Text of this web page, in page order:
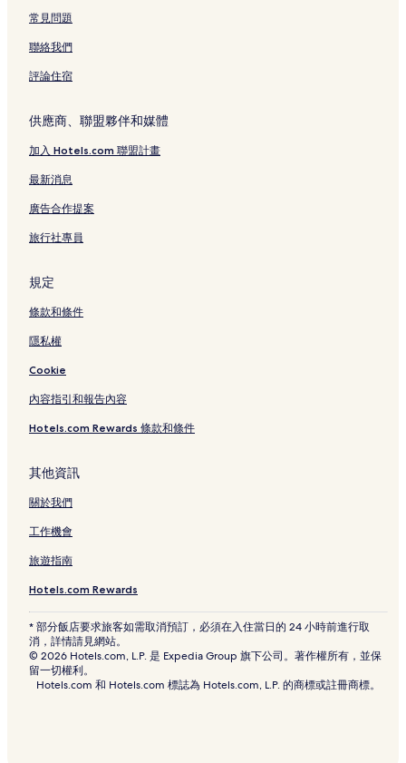
大坡池附近的平價飯店
大坡池附近的溫泉飯店
霧鹿溫泉附近的寵物友善飯店
霧鹿溫泉附近的平價飯店
東河的提供免費早餐的飯店
東河的平價飯店
池上的平價飯店
關山的提供免費早餐的飯店
關山的設有停車場的飯店
關山的平價飯店
伯朗大道附近的平價飯店
伯朗大道附近的海灘飯店
伯朗大道附近的溫泉飯店
成功的民宿
常見問題
聯絡我們
評論住宿
供應商、聯盟夥伴和媒體
加入 Hotels.com 聯盟計畫
最新消息
廣告合作提案
旅行社專員
規定
條款和條件
隱私權
Cookie
內容指引和報告內容
Hotels.com Rewards 條款和條件
其他資訊
關於我們
工作機會
旅遊指南
Hotels.com Rewards
* 部分飯店要求旅客如需取消預訂，必須在入住當日的 24 小時前進行取
消，詳情請見網站。
© 2026 Hotels.com, L.P. 是 Expedia Group 旗下公司。著作權所有，並保
留一切權利。
Hotels.com 和 Hotels.com 標誌為 Hotels.com, L.P. 的商標或註冊商標。